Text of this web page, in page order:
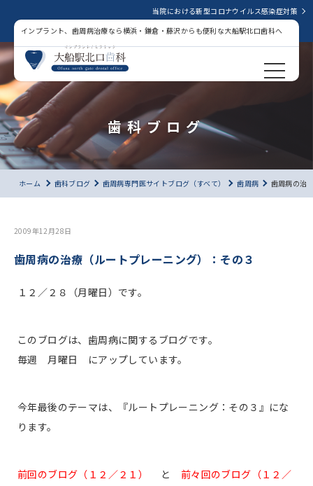
当院における新型コロナウイルス感染症対策
インプラント、歯周病治療なら横浜・鎌倉・藤沢からも便利な大船駅北口歯科へ
歯科ブログ
ホーム 歯科ブログ 歯周病専門医サイトブログ（すべて） 歯周病 歯周病の治
2009年12月28日
歯周病の治療（ルートプレーニング）：その３
１２／２８（月曜日）です。
このブログは、歯周病に関するブログです。
毎週 月曜日 にアップしています。
今年最後のテーマは、 『ルートプレーニング：その３』 にな
ります。
前回のブログ（１２／２１） と 前々回のブログ（１２／